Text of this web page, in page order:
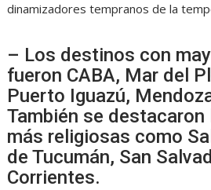
dinamizadores tempranos de la
– Los destinos con
fueron CABA, Mar del
Puerto Iguazú,
También se
más religiosas como
de Tucumán, San
Corrientes.